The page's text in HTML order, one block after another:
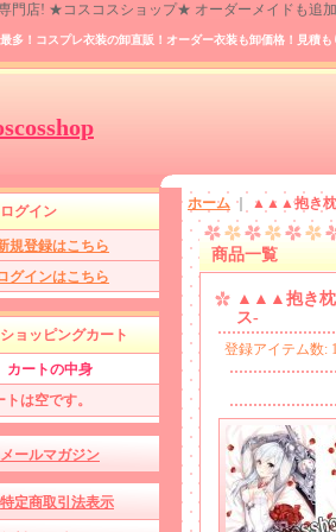
門店! ★コスコスショップ★ オーダーメイドも追加
多！コスプレ衣装の卸直販！オーダー衣装も卸価格！見積も
ログイン
規登録はこちら
グインはこちら
ショッピングカート
カートの中身
トは空です。
メールマガジン
特定商取引法表示
ホーム ｜ ▲▲▲抱き枕
商品一覧
▲▲▲抱き枕
ス-
登録アイテム数: